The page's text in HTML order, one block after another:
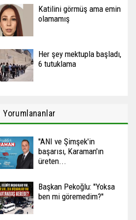
Katilini görmüş ama emin
olamamış
Her şey mektupla başladı,
6 tutuklama
Yorumlananlar
''ANI ve Şimşek'in
başarısı, Karaman'ın
üreten...
Başkan Pekoğlu: ''Yoksa
ben mi göremedim?''